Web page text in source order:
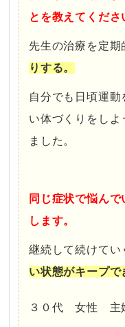
とを教えてくださ
先生の治療を定
りする。
自分でも日頃運動
い体づくりをしよ
ました。
同じ症状で悩ん
します。
継続して続けてい
い状態がキープで
３０代 女性 主